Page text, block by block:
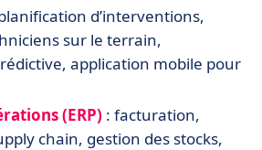
d’interventions,
sur le terrain,
application mobile pour
(ERP) : facturation,
chain, gestion des stocks,